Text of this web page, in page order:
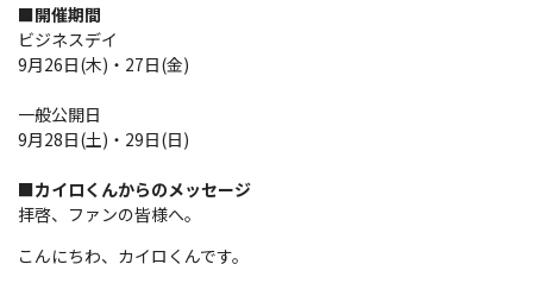
■開催期間
ビジネスデイ
9月26日(木)・27日(金)
一般公開日
9月28日(土)・29日(日)
■カイロくんからのメッセージ
拝啓、ファンの皆様へ。
こんにちわ、カイロくんです。